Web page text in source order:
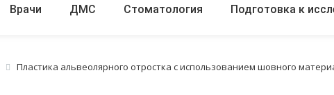
Врачи ДМС Стоматология Подготовка к
Пластика альвеолярного отростка с использованием шовного